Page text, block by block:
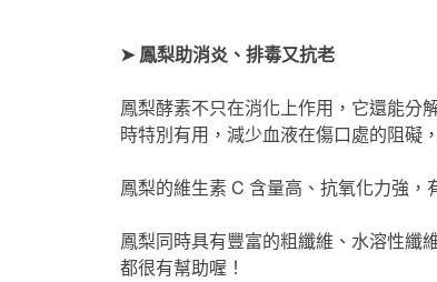
➤ 鳳梨助消炎、排毒又抗老
鳳梨酵素不只在消化上作用，它還能分
時特別有用，減少血液在傷口處的阻礙
鳳梨的維生素 C 含量高、抗氧化力強，
鳳梨同時具有豐富的粗纖維、水溶性纖
都很有幫助喔！